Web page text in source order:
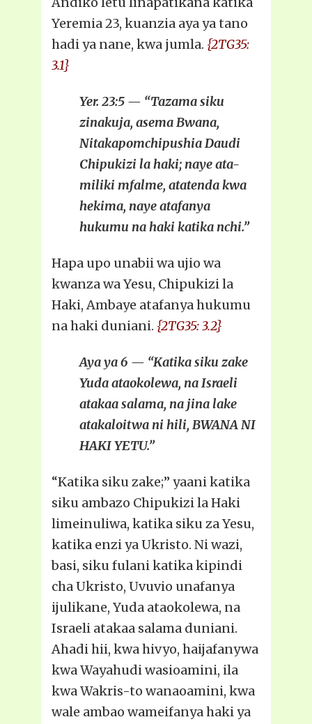
Yeremia 23, kuanzia aya ya tano
hadi ya nane, kwa jumla. {2TG35:
3.1}
Yer. 23:5 — “Tazama siku
zinakuja, asema Bwana,
Nitakapomchipushia Daudi
Chipukizi la haki; naye ata-
miliki mfalme, atatenda kwa
hekima, naye atafanya
hukumu na haki katika nchi.”
Hapa upo unabii wa ujio wa
kwanza wa Yesu, Chipukizi la
Haki, Ambaye atafanya hukumu
na haki duniani. {2TG35: 3.2}
Aya ya 6 — “Katika siku zake
Yuda ataokolewa, na Israeli
atakaa salama, na jina lake
atakaloitwa ni hili, BWANA NI
HAKI YETU.”
“Katika siku zake;” yaani katika
siku ambazo Chipukizi la Haki
limeinuliwa, katika siku za Yesu,
katika enzi ya Ukristo. Ni wazi,
basi, siku fulani katika kipindi
cha Ukristo, Uvuvio unafanya
ijulikane, Yuda ataokolewa, na
Israeli atakaa salama duniani.
Ahadi hii, kwa hivyo, haijafanywa
kwa Wayahudi wasioamini, ila
kwa Wakris-to wanaoamini, kwa
wale ambao wameifanya haki ya